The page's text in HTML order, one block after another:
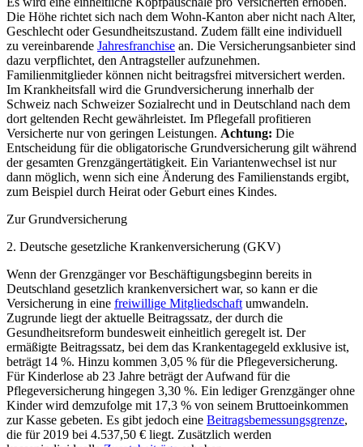
Die Höhe richtet sich nach dem Wohn-Kanton aber nicht nach Alter,
Geschlecht oder Gesundheitszustand. Zudem fällt eine individuell
zu vereinbarende Jahresfranchise an. Die Versicherungsanbieter sind
dazu verpflichtet, den Antragsteller aufzunehmen.
Familienmitglieder können nicht beitragsfrei mitversichert werden.
Im Krankheitsfall wird die Grundversicherung innerhalb der
Schweiz nach Schweizer Sozialrecht und in Deutschland nach dem
dort geltenden Recht gewährleistet. Im Pflegefall profitieren
Versicherte nur von geringen Leistungen. Achtung: Die
Entscheidung für die obligatorische Grundversicherung gilt während
der gesamten Grenzgängertätigkeit. Ein Variantenwechsel ist nur
dann möglich, wenn sich eine Änderung des Familienstands ergibt,
zum Beispiel durch Heirat oder Geburt eines Kindes.
Zur Grundversicherung
2. Deutsche gesetzliche Krankenversicherung (GKV)
Wenn der Grenzgänger vor Beschäftigungsbeginn bereits in
Deutschland gesetzlich krankenversichert war, so kann er die
Versicherung in eine freiwillige Mitgliedschaft umwandeln.
Zugrunde liegt der aktuelle Beitragssatz, der durch die
Gesundheitsreform bundesweit einheitlich geregelt ist. Der
ermäßigte Beitragssatz, bei dem das Krankentagegeld exklusive ist,
beträgt 14 %. Hinzu kommen 3,05 % für die Pflegeversicherung.
Für Kinderlose ab 23 Jahre beträgt der Aufwand für die
Pflegeversicherung hingegen 3,30 %. Ein lediger Grenzgänger ohne
Kinder wird demzufolge mit 17,3 % von seinem Bruttoeinkommen
zur Kasse gebeten. Es gibt jedoch eine Beitragsbemessungsgrenze,
die für 2019 bei 4.537,50 € liegt. Zusätzlich werden